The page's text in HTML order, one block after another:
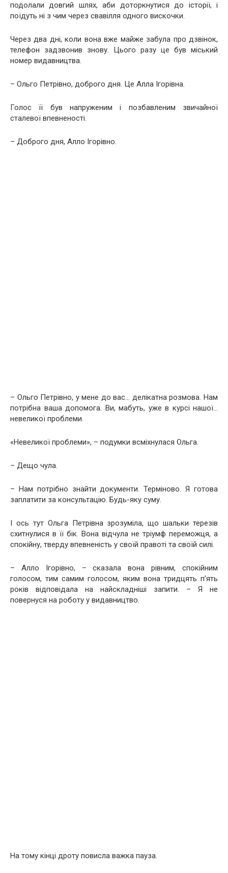
подолали довгий шлях, аби доторкнутися до історії, і
поїдуть ні з чим через свавілля одного вискочки.
Через два дні, коли вона вже майже забула про дзвінок,
телефон задзвонив знову. Цього разу це був міський
номер видавництва.
– Ольго Петрівно, доброго дня. Це Алла Ігорівна.
Голос її був напруженим і позбавленим звичайної
сталевої впевненості.
– Доброго дня, Алло Ігорівно.
– Ольго Петрівно, у мене до вас… делікатна розмова. Нам
потрібна ваша допомога. Ви, мабуть, уже в курсі нашої…
невеликої проблеми.
«Невеликої проблеми», – подумки всміхнулася Ольга.
– Дещо чула.
– Нам потрібно знайти документи. Терміново. Я готова
заплатити за консультацію. Будь-яку суму.
І ось тут Ольга Петрівна зрозуміла, що шальки терезів
схитнулися в її бік. Вона відчула не тріумф переможця, а
спокійну, тверду впевненість у своїй правоті та своїй силі.
– Алло Ігорівно, – сказала вона рівним, спокійним
голосом, тим самим голосом, яким вона тридцять п’ять
років відповідала на найскладніші запити. – Я не
повернуся на роботу у видавництво.
На тому кінці дроту повисла важка пауза.